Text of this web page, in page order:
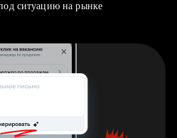
ситуацию на рынке